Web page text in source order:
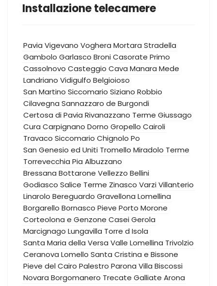
Installazione telecamere
Pavia Vigevano Voghera Mortara Stradella
Gambolo Garlasco BroniCasorate Primo
Cassolnovo Casteggio Cava Manara Mede
Landriano Vidigulfo Belgioioso
San Martino Siccomario Siziano Robbio
Cilavegna Sannazzaro de Burgondi
Certosa di Pavia Rivanazzano Terme Giussago
Cura Carpignano Dorno Gropello Cairoli
Travaco Siccomario Chignolo Po
San Genesio ed Uniti Tromello Miradolo Terme
Torrevecchia Pia Albuzzano
Bressana Bottarone Vellezzo Bellini
Godiasco Salice Terme Zinasco VarziVillanterio
Linarolo Bereguardo Gravellona Lomellina
Borgarello Bornasco Pieve Porto Morone
Corteolona e Genzone Casei Gerola
Marcignago Lungavilla Torre d Isola
Santa Maria della Versa Valle Lomellina Trivolzio
Ceranova Lomello Santa Cristina e Bissone
Pieve del Cairo Palestro Parona Villa Biscossi
Novara Borgomanero Trecate Galliate Arona